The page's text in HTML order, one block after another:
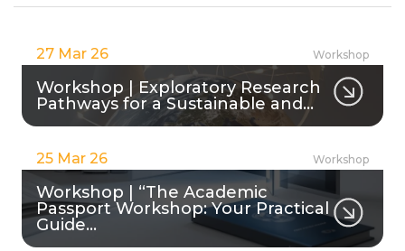
27 Mar 26 Workshop
Workshop | Exploratory Research
Pathways for a Sustainable and…
25 Mar 26 Workshop
Workshop | “The Academic
Passport Workshop: Your Practical
Guide…